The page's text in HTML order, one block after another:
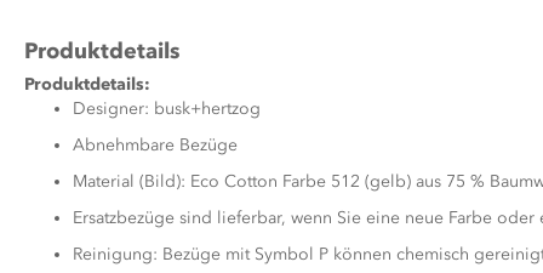
Produktdetails
Produktdetails:
Designer: busk+hertzog
Abnehmbare Bezüge
Material (Bild): Eco Cotton Farbe 512 (gelb) aus 75 %
Ersatzbezüge sind lieferbar, wenn Sie eine neue Farbe
Reinigung: Bezüge mit Symbol P können chemisch